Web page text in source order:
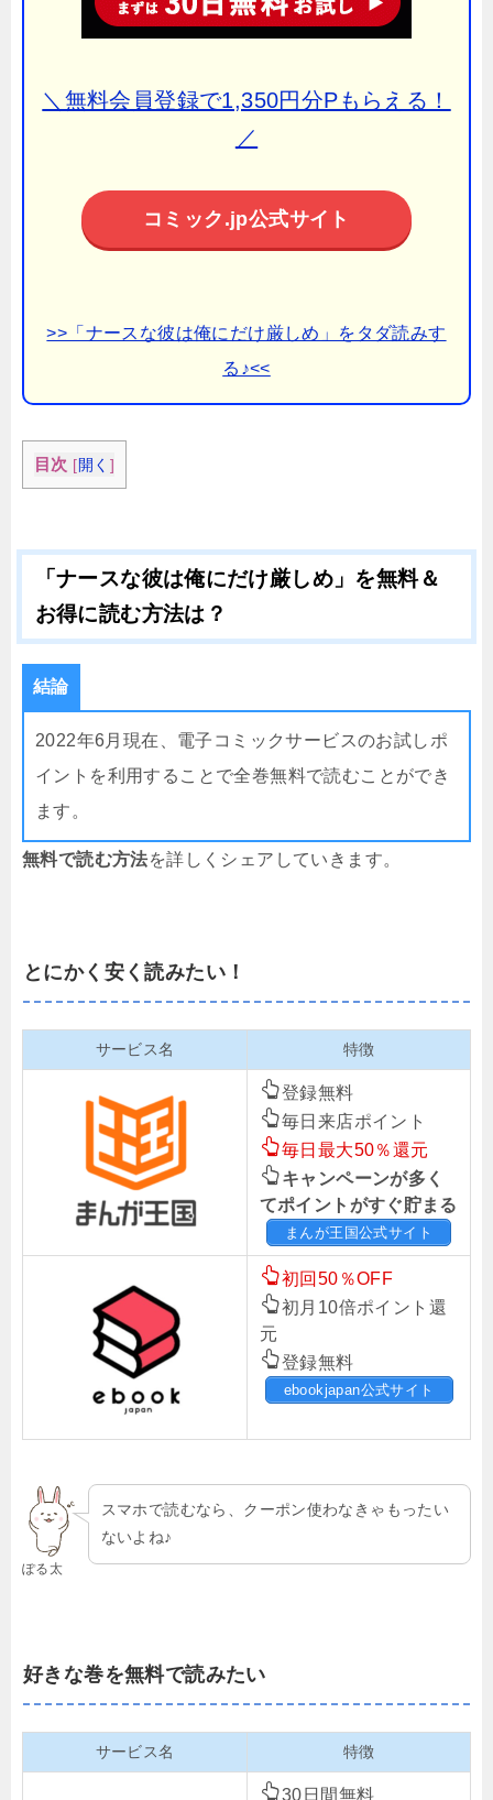
＼無料会員登録で1,350円分Pもらえる！
／
コミック.jp公式サイト
>>「ナースな彼は俺にだけ厳しめ」をタダ読みす
る♪<<
目次 [開く ]
「ナースな彼は俺にだけ厳しめ」を無料＆
お得に読む方法は？
結論
2022年6月現在、電子コミックサービスのお試しポ
イントを利用することで全巻無料で読むことができ
ます。
無料で読む方法を詳しくシェアしていきます。
とにかく安く読みたい！
サービス名 特徴
登録無料
毎日来店ポイント
毎日最大50％還元
キャンペーンが多く
てポイントがすぐ貯まる
まんが王国公式サイト
初回50％OFF
初月10倍ポイント還
元
登録無料
ebookjapan公式サイト
ぽる太
スマホで読むなら、クーポン使わなきゃもったい
ないよね♪
好きな巻を無料で読みたい
サービス名 特徴
30日間無料